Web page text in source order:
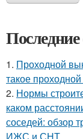
Последние
1. Проходной
такое
2. Нормы
каком
соседей: обзор